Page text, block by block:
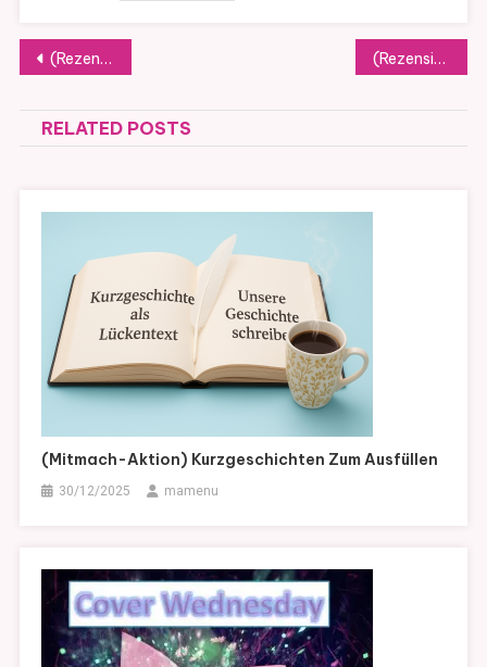
Beitragsnavigation
(Rezension) Das Mädchen aus Glas von Julie Hilgenberg (Rezension) Wer, wenn nicht wir von Barbara Leciejewski
RELATED POSTS
(Mitmach-Aktion) Kurzgeschichten Zum Ausfüllen
30/12/2025 mamenu